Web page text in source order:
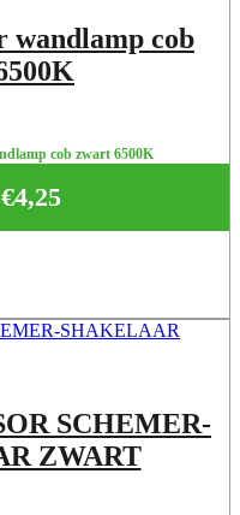
wandlamp cob
cob zwart 6500K
€4,25
SCHEMER-
ZWART